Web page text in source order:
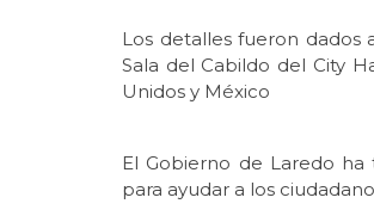
Los detalles fueron dados
Sala del Cabildo del City
Unidos y México
El Gobierno de Laredo ha
para ayudar a los